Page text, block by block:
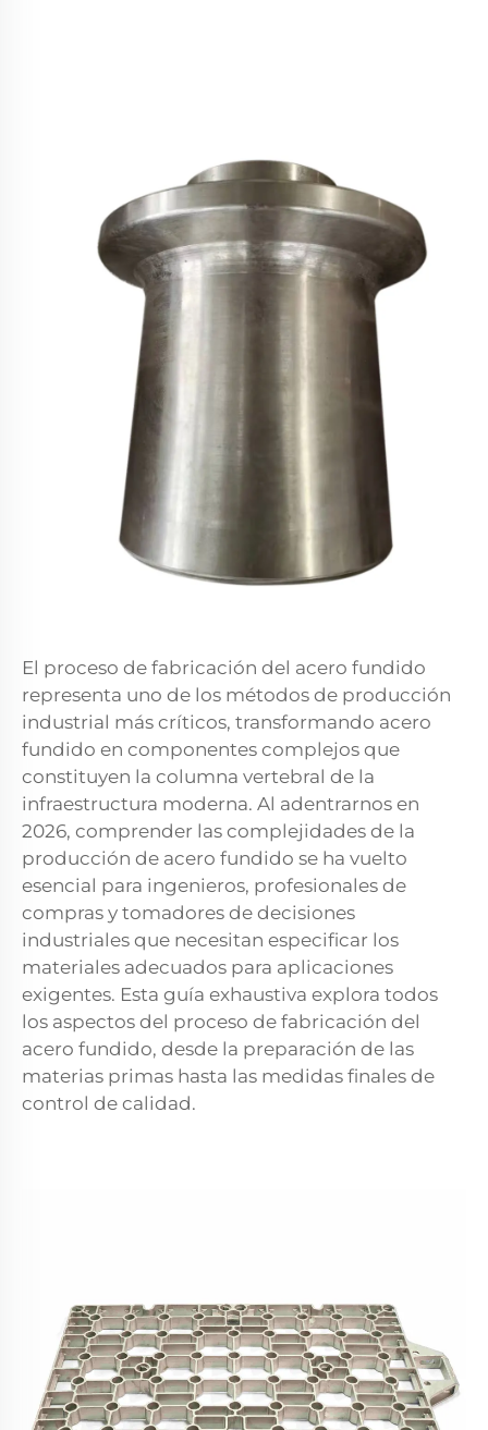
El proceso de fabricación del acero fundido
representa uno de los métodos de producción
industrial más críticos, transformando acero
fundido en componentes complejos que
constituyen la columna vertebral de la
infraestructura moderna. Al adentrarnos en
2026, comprender las complejidades de la
producción de acero fundido se ha vuelto
esencial para ingenieros, profesionales de
compras y tomadores de decisiones
industriales que necesitan especificar los
materiales adecuados para aplicaciones
exigentes. Esta guía exhaustiva explora todos
los aspectos del proceso de fabricación del
acero fundido, desde la preparación de las
materias primas hasta las medidas finales de
control de calidad.